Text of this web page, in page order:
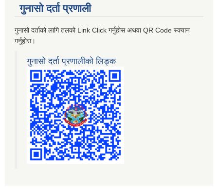
गुनासो दर्ता प्रणाली
गुनासो दर्ताको लागि तलको Link Click गर्नुहोस अथवा QR Code स्क्यान
गर्नुहोस।
गुनासो दर्ता प्रणालीको लिङ्क